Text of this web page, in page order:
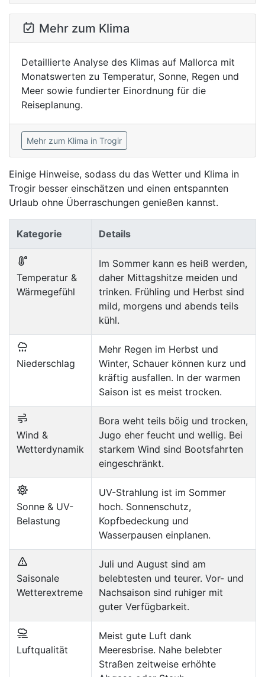
Mehr zum Klima
Detaillierte Analyse des Klimas auf Mallorca mit
Monatswerten zu Temperatur, Sonne, Regen und
Meer sowie fundierter Einordnung für die
Reiseplanung.
Mehr zum Klima in Trogir
Einige Hinweise, sodass du das Wetter und Klima in
Trogir besser einschätzen und einen entspannten
Urlaub ohne Überraschungen genießen kannst.
Kategorie Details
Temperatur &
Wärmegefühl
Im Sommer kann es heiß werden,
daher Mittagshitze meiden und
trinken. Frühling und Herbst sind
mild, morgens und abends teils
kühl.
Niederschlag
Mehr Regen im Herbst und
Winter, Schauer können kurz und
kräftig ausfallen. In der warmen
Saison ist es meist trocken.
Wind &
Wetterdynamik
Bora weht teils böig und trocken,
Jugo eher feucht und wellig. Bei
starkem Wind sind Bootsfahrten
eingeschränkt.
Sonne & UV-
Belastung
UV-Strahlung ist im Sommer
hoch. Sonnenschutz,
Kopfbedeckung und
Wasserpausen einplanen.
Saisonale
Wetterextreme
Juli und August sind am
belebtesten und teurer. Vor- und
Nachsaison sind ruhiger mit
guter Verfügbarkeit.
Luftqualität
Meist gute Luft dank
Meeresbrise. Nahe belebter
Straßen zeitweise erhöhte